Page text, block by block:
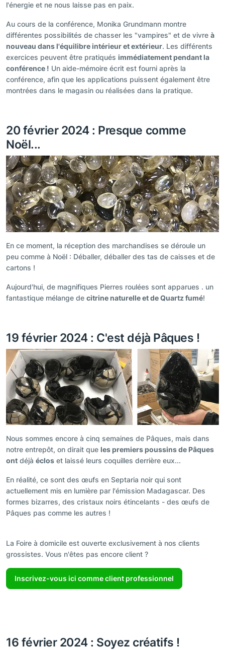
l'énergie et ne nous laisse pas en paix.
Au cours de la conférence, Monika Grundmann montre
différentes possibilités de chasser les "vampires" et de vivre à
nouveau dans l'équilibre intérieur et extérieur. Les différents
exercices peuvent être pratiqués immédiatement pendant la
conférence ! Un aide-mémoire écrit est fourni après la
conférence, afin que les applications puissent également être
montrées dans le magasin ou réalisées dans la pratique.
20 février 2024 : Presque comme
Noël...
En ce moment, la réception des marchandises se déroule un
peu comme à Noël : Déballer, déballer des tas de caisses et de
cartons !
Aujourd'hui, de magnifiques Pierres roulées sont apparues . un
fantastique mélange de citrine naturelle et de Quartz fumé!
19 février 2024 : C'est déjà Pâques !
Nous sommes encore à cinq semaines de Pâques, mais dans
notre entrepôt, on dirait que les premiers poussins de Pâques
ont déjà éclos et laissé leurs coquilles derrière eux...
En réalité, ce sont des œufs en Septaria noir qui sont
actuellement mis en lumière par l'émission Madagascar. Des
formes bizarres, des cristaux noirs étincelants - des œufs de
Pâques pas comme les autres !
La Foire à domicile est ouverte exclusivement à nos clients
grossistes. Vous n'êtes pas encore client ?
Inscrivez-vous ici comme client professionnel
16 février 2024 : Soyez créatifs !